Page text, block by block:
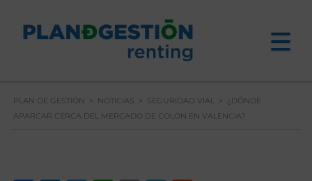
PLAN DE GESTIÓN > NOTICIAS > SEGURIDAD VIAL >
¿DÓNDE
APARCAR CERCA DEL MERCADO DE COLÓN EN VALENCIA?